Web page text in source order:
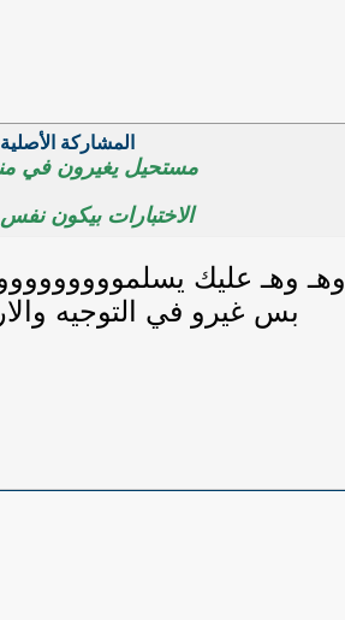
المشاركة
مستحيل يغيرون في
الاختبارات بيكون
وهـ وهـ عليك
بس غيرو في التوجيه